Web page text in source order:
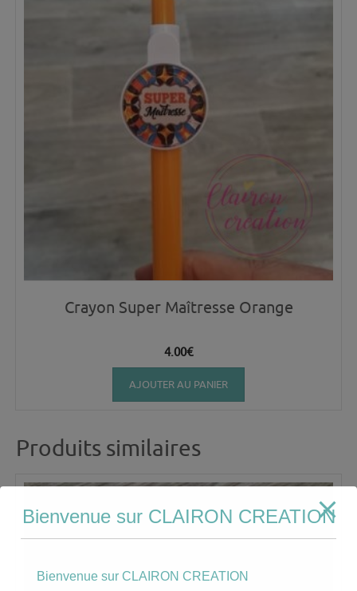
Crayon Super Maîtresse Orange
4.00€
AJOUTER AU PANIER
Produits similaires
Bienvenue sur CLAIRON CREATION
Bienvenue sur CLAIRON CREATION